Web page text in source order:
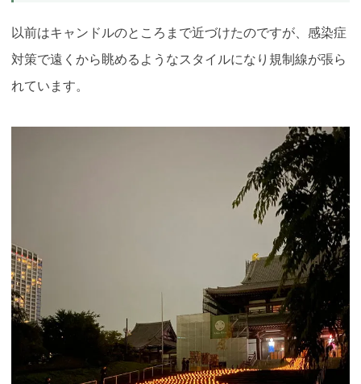
以前はキャンドルのところまで近づけたのですが、感染症
対策で遠くから眺めるようなスタイルになり規制線が張ら
れています。